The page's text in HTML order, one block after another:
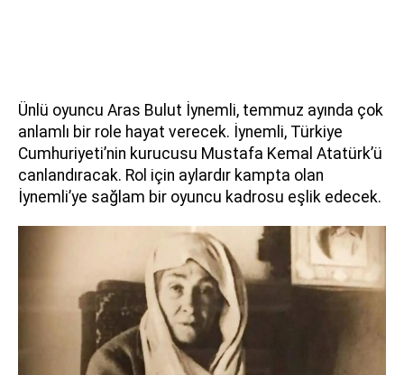
Ünlü oyuncu Aras Bulut İynemli, temmuz ayında çok
anlamlı bir role hayat verecek. İynemli, Türkiye
Cumhuriyeti’nin kurucusu Mustafa Kemal Atatürk’ü
canlandıracak. Rol için aylardır kampta olan
İynemli’ye sağlam bir oyuncu kadrosu eşlik edecek.